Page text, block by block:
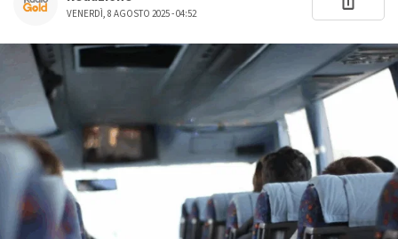
VENERDÌ, 8 AGOSTO 2025 - 04:52